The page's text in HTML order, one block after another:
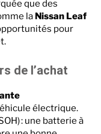
que des
la Nissan Leaf
pour
de l’achat
électrique.
: une batterie à